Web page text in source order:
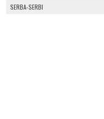
SERBA-SERBI